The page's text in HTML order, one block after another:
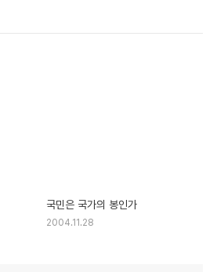
국민은 국가의 봉인가
2004.11.28